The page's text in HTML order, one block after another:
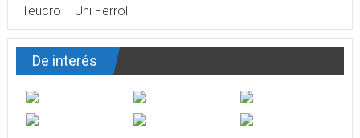
Teucro
Uni Ferrol
De interés